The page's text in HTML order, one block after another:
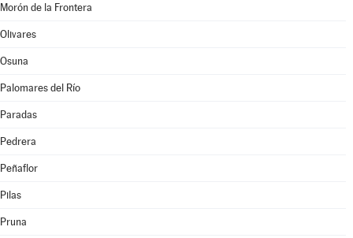
Morón de la Frontera
Olivares
Osuna
Palomares del Río
Paradas
Pedrera
Peñaflor
Pilas
Pruna